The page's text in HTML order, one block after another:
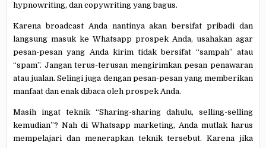
hypnowriting, dan copywriting yang bagus.
Karena broadcast Anda nantinya akan bersifat pribadi dan
langsung masuk ke Whatsapp prospek Anda, usahakan agar
pesan-pesan yang Anda kirim tidak bersifat “sampah” atau
“spam”. Jangan terus-terusan mengirimkan pesan penawaran
atau jualan. Selingi juga dengan pesan-pesan yang memberikan
manfaat dan enak dibaca oleh prospek Anda.
Masih ingat teknik “Sharing-sharing dahulu, selling-selling
kemudian”? Nah di Whatsapp marketing, Anda mutlak harus
mempelajari dan menerapkan teknik tersebut. Karena jika